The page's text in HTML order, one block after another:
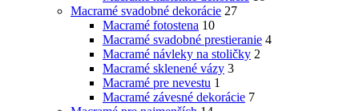
Macramé svadobné dekorácie 27
Macramé fotostena 10
Macramé svadobné prestieranie 4
Macramé návleky na stoličky 2
Macramé sklenené vázy 3
Macramé pre nevestu 1
Macramé závesné dekorácie 7